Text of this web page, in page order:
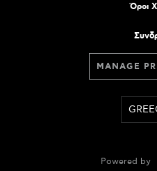
Όροι
MANAGE
Powered by